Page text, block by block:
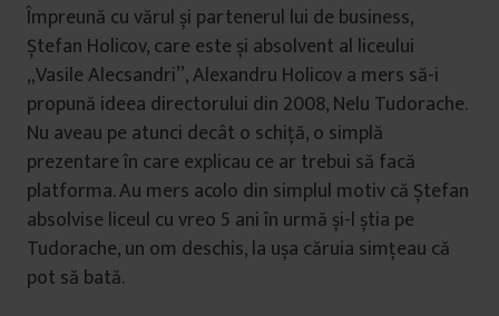
Împreună cu vărul și partenerul lui de business,
Ștefan Holicov, care este și absolvent al liceului
„Vasile Alecsandri”, Alexandru Holicov a mers să-i
propună ideea directorului din 2008, Nelu Tudorache.
Nu aveau pe atunci decât o schiță, o simplă
prezentare în care explicau ce ar trebui să facă
platforma. Au mers acolo din simplul motiv că Ștefan
absolvise liceul cu vreo 5 ani în urmă și-l știa pe
Tudorache, un om deschis, la ușa căruia simțeau că
pot să bată.